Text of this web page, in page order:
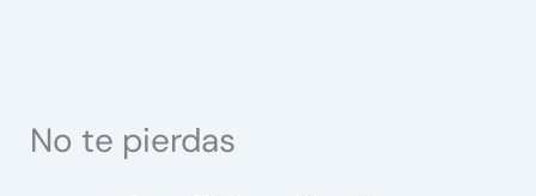
No te pierdas